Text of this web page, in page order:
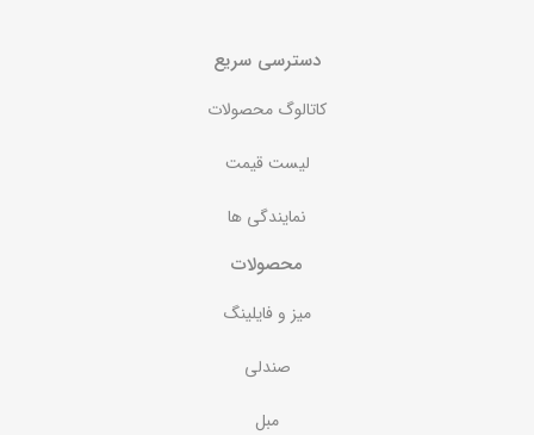
دسترسی سریع
کاتالوگ محصولات
لیست قیمت
نمایندگی ها
محصولات
میز و فایلینگ
صندلی
مبل